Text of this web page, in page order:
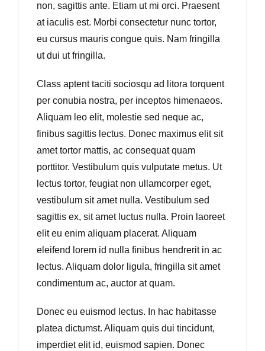
non, sagittis ante. Etiam ut mi orci. Praesent
at iaculis est. Morbi consectetur nunc tortor,
eu cursus mauris congue quis. Nam fringilla
ut dui ut fringilla.
Class aptent taciti sociosqu ad litora torquent
per conubia nostra, per inceptos himenaeos.
Aliquam leo elit, molestie sed neque ac,
finibus sagittis lectus. Donec maximus elit sit
amet tortor mattis, ac consequat quam
porttitor. Vestibulum quis vulputate metus. Ut
lectus tortor, feugiat non ullamcorper eget,
vestibulum sit amet nulla. Vestibulum sed
sagittis ex, sit amet luctus nulla. Proin laoreet
elit eu enim aliquam placerat. Aliquam
eleifend lorem id nulla finibus hendrerit in ac
lectus. Aliquam dolor ligula, fringilla sit amet
condimentum ac, auctor at quam.
Donec eu euismod lectus. In hac habitasse
platea dictumst. Aliquam quis dui tincidunt,
imperdiet elit id, euismod sapien. Donec